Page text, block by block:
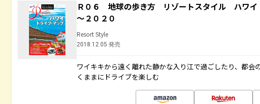
Ｒ０６ 地球の歩き方 リゾートスタイル ハワ
～２０２０
Resort Style
2018.12.05 発売
ワイキキから遠く離れた静かな入り江で過ごしたり、都会
くままにドライブを楽しむ